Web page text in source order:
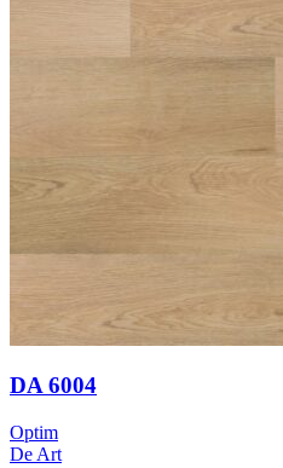
DA 6004
Optim
De Art